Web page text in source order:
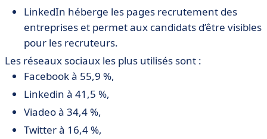
LinkedIn héberge les pages recrutement des
entreprises et permet aux candidats d’être visibles
pour les recruteurs.
Les réseaux sociaux les plus utilisés sont :
Facebook à 55,9 %,
Linkedin à 41,5 %,
Viadeo à 34,4 %,
Twitter à 16,4 %,